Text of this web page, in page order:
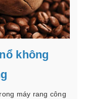
không
máy rang công